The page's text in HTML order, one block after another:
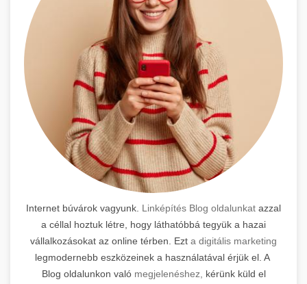
Internet búvárok vagyunk. Linképítés Blog oldalunkat azzal
a céllal hoztuk létre, hogy láthatóbbá tegyük a hazai
vállalkozásokat az online térben. Ezt a digitális marketing
legmodernebb eszközeinek a használatával érjük el. A
Blog oldalunkon való megjelenéshez,
kérünk küld el